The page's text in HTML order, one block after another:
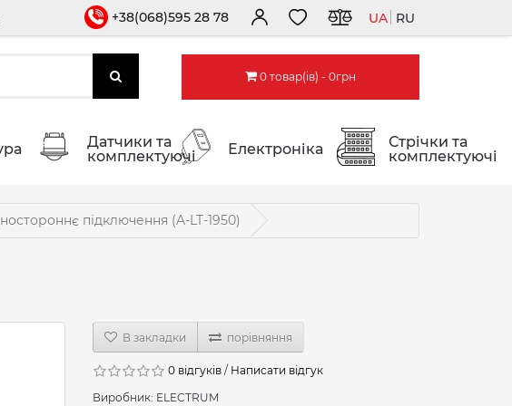
+38(068)595 28 78 UA RU
0 товар(ів) - 0грн
Датчики та
комплектуючі
Електроніка
Стрічки та
комплектуючі
підключення (A-LT-1950)
В закладки порівняння
0 відгуків / Написати відгук
Виробник: ELECTRUM